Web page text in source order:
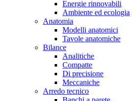
Energie rinnovabili
Ambiente ed ecologia
Anatomia
Modelli anatomici
Tavole anatomiche
Bilance
Analitiche
Compatte
Di precisione
Meccaniche
Arredo tecnico